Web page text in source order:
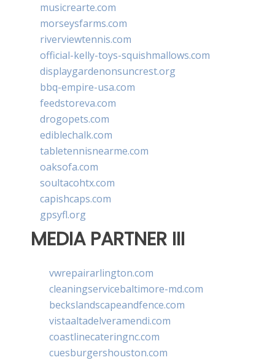
musicrearte.com
morseysfarms.com
riverviewtennis.com
official-kelly-toys-squishmallows.com
displaygardenonsuncrest.org
bbq-empire-usa.com
feedstoreva.com
drogopets.com
ediblechalk.com
tabletennisnearme.com
oaksofa.com
soultacohtx.com
capishcaps.com
gpsyfl.org
MEDIA PARTNER III
vwrepairarlington.com
cleaningservicebaltimore-md.com
beckslandscapeandfence.com
vistaaltadelveramendi.com
coastlinecateringnc.com
cuesburgershouston.com